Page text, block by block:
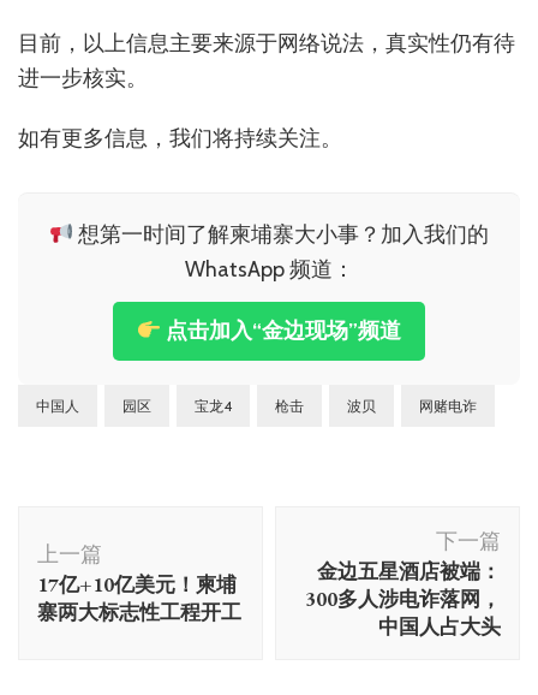
目前，以上信息主要来源于网络说法，真实性仍有待
进一步核实。
如有更多信息，我们将持续关注。
想第一时间了解柬埔寨大小事？加入我们的
WhatsApp 频道：
点击加入“金边现场”频道
中国人 园区 宝龙4 枪击 波贝 网赌电诈
文
导
航
上一篇
17亿+10亿美元！柬埔
寨两大标志性工程开工
下一篇
金边五星酒店被端：
300多人涉电诈落网，
中国人占大头